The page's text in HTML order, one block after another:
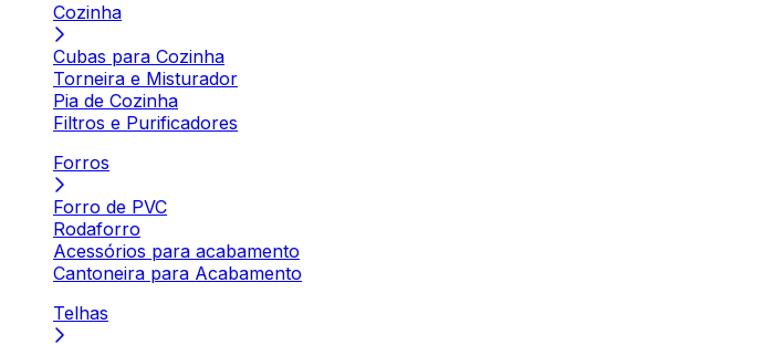
Cozinha
Cubas para Cozinha
Torneira e Misturador
Pia de Cozinha
Filtros e Purificadores
Forros
Forro de PVC
Rodaforro
Acessórios para acabamento
Cantoneira para Acabamento
Telhas